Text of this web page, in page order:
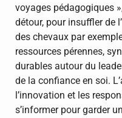
voyages pédagogiques
détour, pour insuffler de
des chevaux par
ressources pérennes,
durables autour du
de la confiance en soi.
l’innovation et les
s’informer pour garder